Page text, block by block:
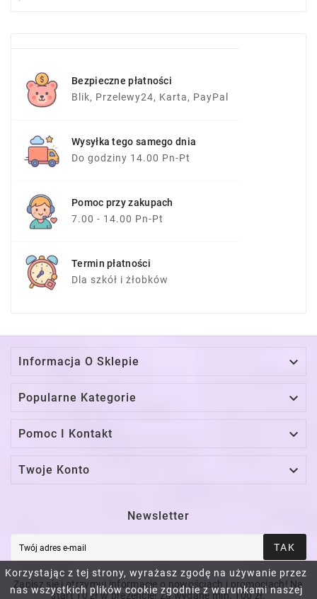
Korzystając z tej strony, wyrażasz zgodę na używanie przez
nas wszystkich plików cookie zgodnie z warunkami naszej
Bezpieczne płatności
Blik, Przelewy24, Karta, PayPal
Wysyłka tego samego dnia
Do godziny 14.00 Pn-Pt
Pomoc przy zakupach
7.00 - 14.00 Pn-Pt
Termin płatności
Dla szkół i żłobków
Informacja O Sklepie 
Popularne Kategorie 
Pomoc I Kontakt 
Twoje Konto 
Newsletter
TAK
Zapisz się i otrzymuj informacje o nowościach i promocjach! Na
start 10 zł w prezencie! Za wydane min. 100 zł.